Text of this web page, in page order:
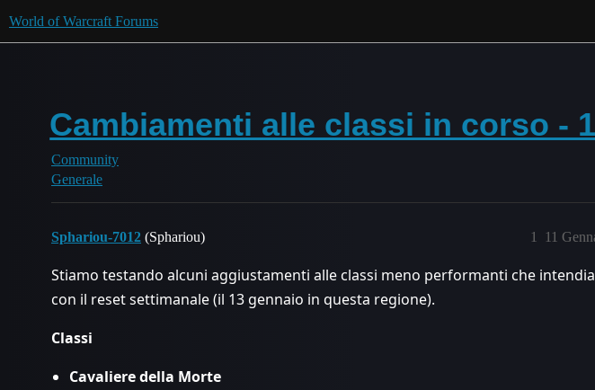
World of Warcraft Forums
Cambiamenti alle classi in corso -
Community
Generale
Sphariou-7012 (Sphariou) 11
1
Stiamo testando alcuni aggiustamenti alle classi meno performanti che
con il reset settimanale (il 13 gennaio in questa regione).
Classi
Cavaliere della Morte